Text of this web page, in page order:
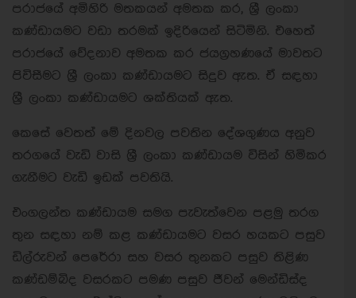
පරාජයේ අමිහිරි මතකයන් අමතක කර, ශ්‍රී ලංකා
කණ්ඩායමට වඩා තරමක් ඉදිරියෙන් සිටිමිනි. එහෙත්
පරාජයේ වේදනාව අමතක කර ජයග්‍රහණයේ මාවතට
පිවිසීමට ශ්‍රී ලංකා කණ්ඩායමට සිදුව ඇත. ඒ සඳහා
ශ්‍රී ලංකා කණ්ඩායමට ශක්තියක් ඇත.
කෙසේ වෙතත් මේ දිනවල පවතින දේශගුණය අනුව
තරගයේ වැඩි වාසි ශ්‍රී ලංකා කණ්ඩායම විසින් හිමිකර
ගැනීමට වැඩි ඉඩක් පවතියි.
එංගලන්ත කණ්ඩායම සමග පැවැත්වෙන පළමු තරග
තුන සඳහා නම් කළ කණ්ඩායමට වසර හයකට පසුව
ඩිල්රුවන් පෙරේරා සහ වසර තුනකට පසුව තිළිණ
කණ්ඩම්බිද වසරකට පමණ පසුව ජීවන් මෙන්ඩිස්ද